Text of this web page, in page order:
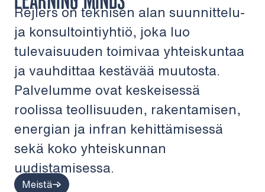
Rejlers on teknisen alan suunnittelu-
ja konsultointiyhtiö, joka luo
tulevaisuuden toimivaa yhteiskuntaa
ja vauhdittaa kestävää muutosta.
Palvelumme ovat keskeisessä
roolissa teollisuuden, rakentamisen,
energian ja infran kehittämisessä
sekä koko yhteiskunnan
uudistamisessa.
Meistä